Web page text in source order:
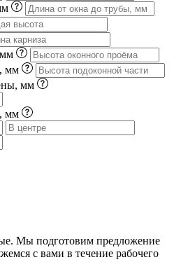
мм
мм
мм
Мы подготовим предложение
с вами в течение рабочего